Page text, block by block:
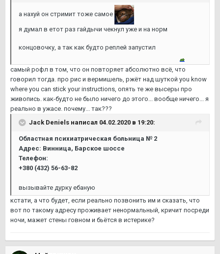
а нахуй он стримит тоже самое
я думал в етот раз гайдычи чекнул уже и на норм
концовочку, а так как будто реплей запустил
самый рофл в том, что он повторяет абсолютно всё, что
говорил тогда. про рис и вермишель, ржёт над шуткой you know
where you can stick your instructions, опять те же высеры про
живопись. как-будто не было ничего до этого... вообще ничего... я
реально в ужасе. почему... так???
Jack Deniels написал 04.02.2020 в 19:20:
Областная психиатрическая больница № 2
Адрес: Винница, Барское шоссе
Телефон:
+380 (432) 56-63-82
вызывайте дурку ебаную
кстати, а что будет, если реально позвонить им и сказать, что
вот по такому адресу проживает ненормальный, кричит посреди
ночи, мажет стены говном и бьётся в истерике?